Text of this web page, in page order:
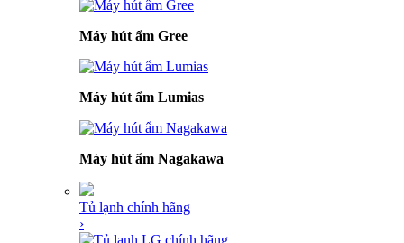
Máy hút ẩm Gree
Máy hút ẩm Lumias
Máy hút ẩm Nagakawa
Tủ lạnh chính hãng
›